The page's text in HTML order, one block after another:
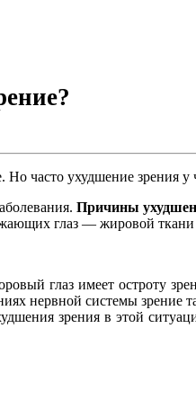
ухудшение зрения у
Причины
глаз — жировой
глаз имеет остроту
нервной системы зрение
зрения в этой